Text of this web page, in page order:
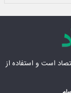
است و استفاده از